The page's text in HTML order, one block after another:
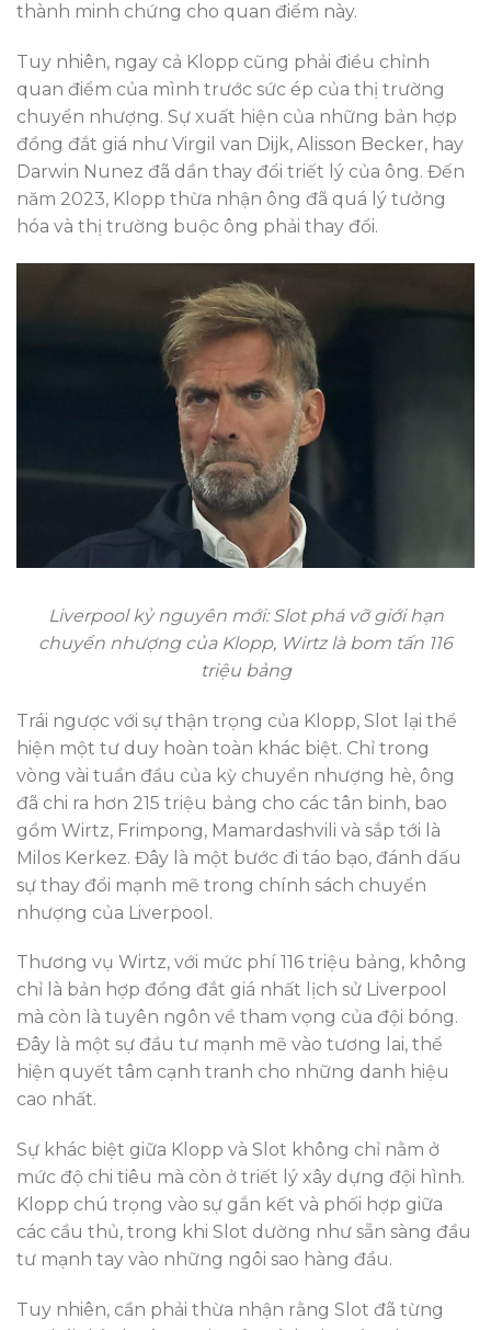
thành minh chứng cho quan điểm này.
Tuy nhiên, ngay cả Klopp cũng phải điều chỉnh
quan điểm của mình trước sức ép của thị trường
chuyển nhượng. Sự xuất hiện của những bản hợp
đồng đắt giá như Virgil van Dijk, Alisson Becker, hay
Darwin Nunez đã dần thay đổi triết lý của ông. Đến
năm 2023, Klopp thừa nhận ông đã quá lý tưởng
hóa và thị trường buộc ông phải thay đổi.
Liverpool kỷ nguyên mới: Slot phá vỡ giới hạn
chuyển nhượng của Klopp, Wirtz là bom tấn 116
triệu bảng
Trái ngược với sự thận trọng của Klopp, Slot lại thể
hiện một tư duy hoàn toàn khác biệt. Chỉ trong
vòng vài tuần đầu của kỳ chuyển nhượng hè, ông
đã chi ra hơn 215 triệu bảng cho các tân binh, bao
gồm Wirtz, Frimpong, Mamardashvili và sắp tới là
Milos Kerkez. Đây là một bước đi táo bạo, đánh dấu
sự thay đổi mạnh mẽ trong chính sách chuyển
nhượng của Liverpool.
Thương vụ Wirtz, với mức phí 116 triệu bảng, không
chỉ là bản hợp đồng đắt giá nhất lịch sử Liverpool
mà còn là tuyên ngôn về tham vọng của đội bóng.
Đây là một sự đầu tư mạnh mẽ vào tương lai, thể
hiện quyết tâm cạnh tranh cho những danh hiệu
cao nhất.
Sự khác biệt giữa Klopp và Slot không chỉ nằm ở
mức độ chi tiêu mà còn ở triết lý xây dựng đội hình.
Klopp chú trọng vào sự gắn kết và phối hợp giữa
các cầu thủ, trong khi Slot dường như sẵn sàng đầu
tư mạnh tay vào những ngôi sao hàng đầu.
Tuy nhiên, cần phải thừa nhận rằng Slot đã từng